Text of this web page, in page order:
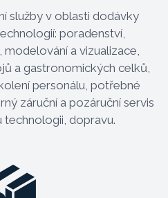
služby v oblasti dodávky
poradenství,
a vizualizace,
a gastronomických celků,
personálu, potřebné
záruční a pozáruční servis
technologii, dopravu.